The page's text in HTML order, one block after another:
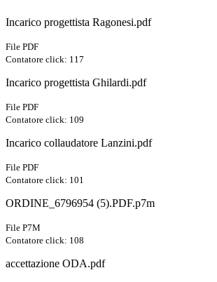
Incarico progettista Ragonesi.pdf
File PDF
Contatore click: 117
Incarico progettista Ghilardi.pdf
File PDF
Contatore click: 109
Incarico collaudatore Lanzini.pdf
File PDF
Contatore click: 101
ORDINE_6796954 (5).PDF.p7m
File P7M
Contatore click: 108
accettazione ODA.pdf